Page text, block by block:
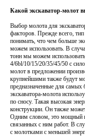
Какой экскаватор-молот
Выбор молота для
факторов. Прежде всего,
понимать, что чем больше
можем использовать. В
тонн мы можем
4/6bl/10/15/20/35/45/50 с
молот в предложении
крупнейшими также будут
предназначенные для самых
экскаватора-молота
по сносу. Такая высокая
конструкции. Он также
Одним словом, это мощный
связанных с ним работ. В
с молотками с меньшей